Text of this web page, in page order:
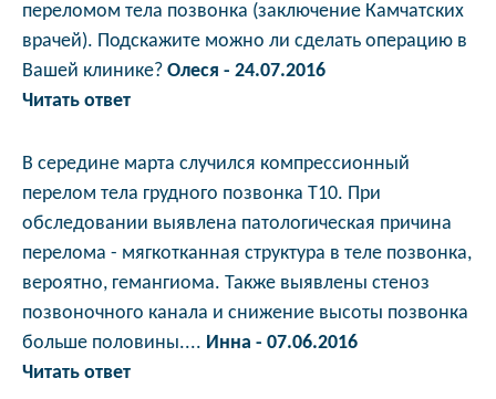
переломом тела позвонка (заключение Камчатских
врачей). Подскажите можно ли сделать операцию в
Вашей клинике? Олеся - 24.07.2016
Читать ответ
В середине марта случился компрессионный
перелом тела грудного позвонка Т10. При
обследовании выявлена патологическая причина
перелома - мягкотканная структура в теле позвонка,
вероятно, гемангиома. Также выявлены стеноз
позвоночного канала и снижение высоты позвонка
больше половины.... Инна - 07.06.2016
Читать ответ